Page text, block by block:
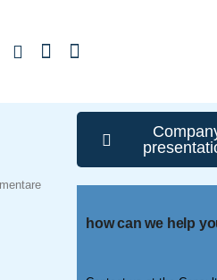
how can we help